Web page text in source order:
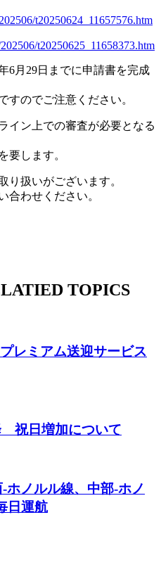
t20250624_11657576.htm
t20250625_11658373.htm
6月29日までに申請書を完成
すのでご注意ください。
イン上での審査が必要となる
要します。
り扱いがございます。
合わせください。
TOPICS
レミアム送迎サービス
祝日増加について
ホノルル線、中部-ホノ
日運航